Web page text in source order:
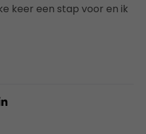
keer een stap voor en ik